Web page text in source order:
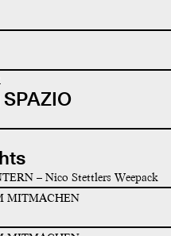
– Nico Stettlers Weepack
MITMACHEN